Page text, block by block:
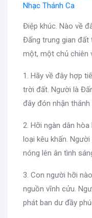
Nhạc Thánh Ca
Điệp khúc. Nào về
Đấng trung gian đất
một, một chủ chiên
1. Hãy về đây hợp
trời đất. Người là
đây đón nhận thánh
2. Hỡi ngàn dân
loại kêu khấn.
nóng lên ân tình
3. Con người hỡi
nguồn vĩnh cửu.
phát ban dư đầy